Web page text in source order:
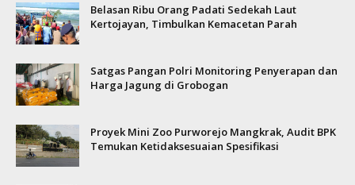
Belasan Ribu Orang Padati Sedekah Laut
Kertojayan, Timbulkan Kemacetan Parah
Satgas Pangan Polri Monitoring Penyerapan dan
Harga Jagung di Grobogan
Proyek Mini Zoo Purworejo Mangkrak, Audit BPK
Temukan Ketidaksesuaian Spesifikasi